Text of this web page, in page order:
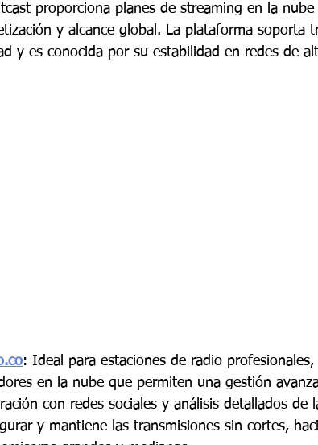
proporciona planes de streaming en la
y alcance global. La plataforma soporta
y es conocida por su estabilidad en redes de
: Ideal para estaciones de radio profesionales,
en la nube que permiten una gestión
con redes sociales y análisis detallados de
y mantiene las transmisiones sin cortes,